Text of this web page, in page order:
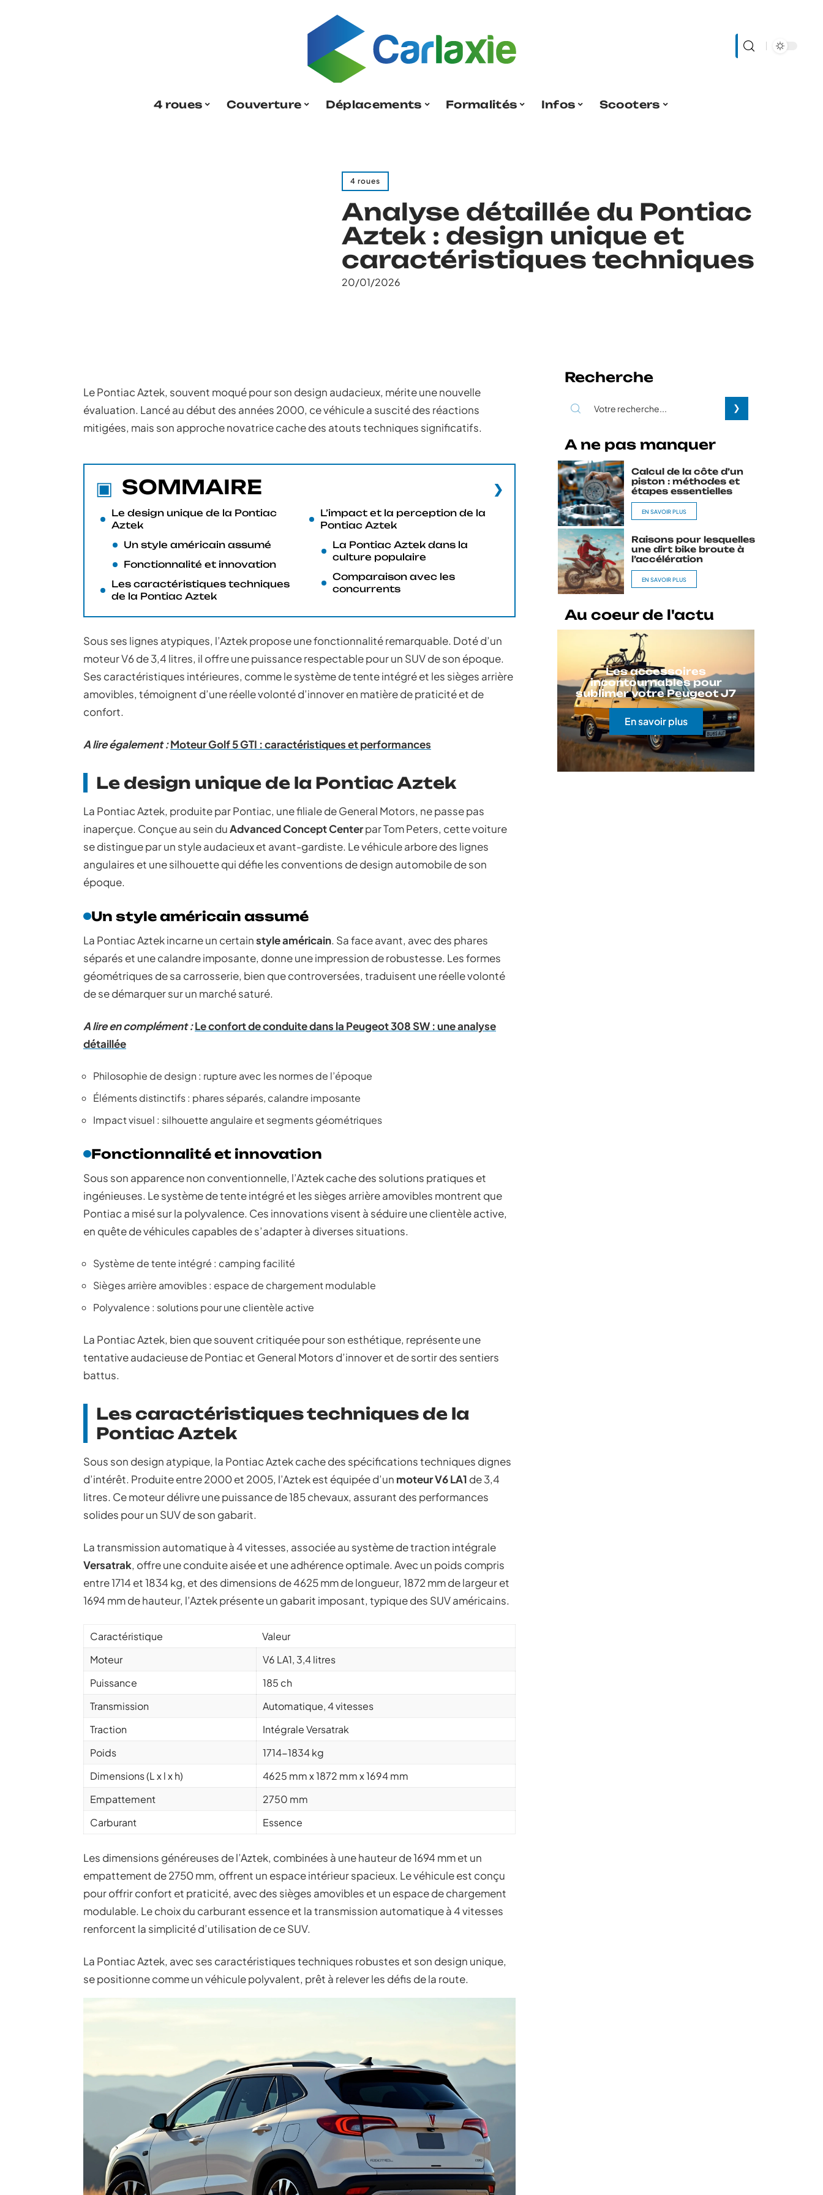
4 roues Couverture Déplacements Formalités Infos Scooters
4 roues
Analyse détaillée du Pontiac
Aztek : design unique et
caractéristiques techniques
20/01/2026
Le Pontiac Aztek, souvent moqué pour son design audacieux, mérite une nouvelle
évaluation. Lancé au début des années 2000, ce véhicule a suscité des réactions
mitigées, mais son approche novatrice cache des atouts techniques significatifs.
SOMMAIRE
Le design unique de la Pontiac
Aztek
Un style américain assumé
Fonctionnalité et innovation
Les caractéristiques techniques
de la Pontiac Aztek
L’impact et la perception de la
Pontiac Aztek
La Pontiac Aztek dans la
culture populaire
Comparaison avec les
concurrents
Sous ses lignes atypiques, l’Aztek propose une fonctionnalité remarquable. Doté d’un
moteur V6 de 3,4 litres, il offre une puissance respectable pour un SUV de son époque.
Ses caractéristiques intérieures, comme le système de tente intégré et les sièges arrière
amovibles, témoignent d’une réelle volonté d’innover en matière de praticité et de
confort.
A lire également :Moteur Golf 5 GTI : caractéristiques et performances
Le design unique de la Pontiac Aztek
La Pontiac Aztek, produite par Pontiac, une filiale de General Motors, ne passe pas
inaperçue. Conçue au sein duAdvanced Concept Centerpar Tom Peters, cette voiture
se distingue par un style audacieux et avant-gardiste. Le véhicule arbore des lignes
angulaires et une silhouette qui défie les conventions de design automobile de son
époque.
Un style américain assumé
La Pontiac Aztek incarne un certainstyle américain. Sa face avant, avec des phares
séparés et une calandre imposante, donne une impression de robustesse. Les formes
géométriques de sa carrosserie, bien que controversées, traduisent une réelle volonté
de se démarquer sur un marché saturé.
A lire en complément :Le confort de conduite dans la Peugeot 308 SW : une analyse
détaillée
Philosophie de design : rupture avec les normes de l’époque
Éléments distinctifs : phares séparés, calandre imposante
Impact visuel : silhouette angulaire et segments géométriques
Fonctionnalité et innovation
Sous son apparence non conventionnelle, l’Aztek cache des solutions pratiques et
ingénieuses. Le système de tente intégré et les sièges arrière amovibles montrent que
Pontiac a misé sur la polyvalence. Ces innovations visent à séduire une clientèle active,
en quête de véhicules capables de s’adapter à diverses situations.
Système de tente intégré : camping facilité
Sièges arrière amovibles : espace de chargement modulable
Polyvalence : solutions pour une clientèle active
La Pontiac Aztek, bien que souvent critiquée pour son esthétique, représente une
tentative audacieuse de Pontiac et General Motors d’innover et de sortir des sentiers
battus.
Les caractéristiques techniques de la
Pontiac Aztek
Sous son design atypique, la Pontiac Aztek cache des spécifications techniques dignes
d’intérêt. Produite entre 2000 et 2005, l’Aztek est équipée d’un moteur V6 LA1 de 3,4
litres. Ce moteur délivre une puissance de 185 chevaux, assurant des performances
solides pour un SUV de son gabarit.
La transmission automatique à 4 vitesses, associée au système de traction intégrale
Versatrak, offre une conduite aisée et une adhérence optimale. Avec un poids compris
entre 1714 et 1834 kg, et des dimensions de 4625 mm de longueur, 1872 mm de largeur et
1694 mm de hauteur, l’Aztek présente un gabarit imposant, typique des SUV américains.
Caractéristique
Valeur
Moteur
V6 LA1, 3,4 litres
Puissance
185 ch
Transmission
Automatique, 4 vitesses
Traction
Intégrale Versatrak
Poids
1714-1834 kg
Dimensions (L x l x h)
4625 mm x 1872 mm x 1694 mm
Empattement
2750 mm
Carburant
Essence
Les dimensions généreuses de l’Aztek, combinées à une hauteur de 1694 mm et un
empattement de 2750 mm, offrent un espace intérieur spacieux. Le véhicule est conçu
pour offrir confort et praticité, avec des sièges amovibles et un espace de chargement
modulable. Le choix du carburant essence et la transmission automatique à 4 vitesses
renforcent la simplicité d’utilisation de ce SUV.
La Pontiac Aztek, avec ses caractéristiques techniques robustes et son design unique,
se positionne comme un véhicule polyvalent, prêt à relever les défis de la route.
Recherche
A ne pas manquer
Calcul de la côte d’un
piston : méthodes et
étapes essentielles
EN SAVOIR PLUS
Raisons pour lesquelles
une dirt bike broute à
l’accélération
EN SAVOIR PLUS
Au coeur de l'actu
Les accessoires
incontournables pour
sublimer votre Peugeot J7
En savoir plus